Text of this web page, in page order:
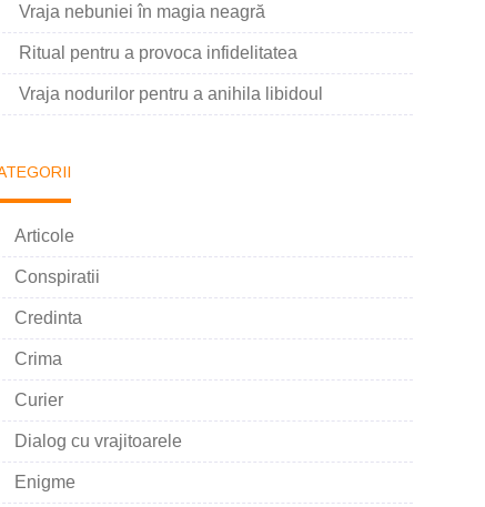
Vraja nebuniei în magia neagră
Ritual pentru a provoca infidelitatea
Vraja nodurilor pentru a anihila libidoul
Articole
Conspiratii
Credinta
Crima
Curier
Dialog cu vrajitoarele
Enigme